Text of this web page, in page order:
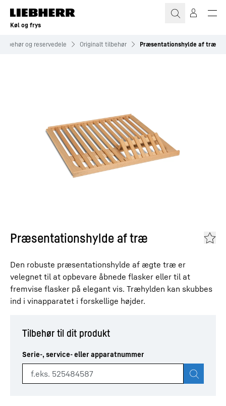
Køl og frys
Tilbehør og reservedele Originalt tilbehør Præsentationshylde af træ
Præsentationshylde af træ
Den robuste præsentationshylde af ægte træ er
velegnet til at opbevare åbnede flasker eller til at
fremvise flasker på elegant vis. Træhylden kan skubbes
ind i vinapparatet i forskellige højder.
Tilbehør til dit produkt